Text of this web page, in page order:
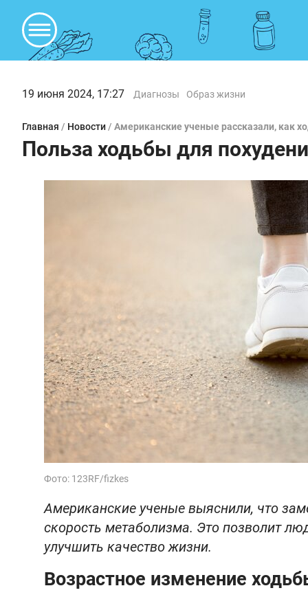
19 июня 2024, 17:27 Диагнозы Образ жизни
Главная / Новости / Американские ученые рассказали, как
Польза ходьбы для
Фото: 123RF/fizkes
Американские ученые выяснили, что
скорость метаболизма. Это позволит
улучшить качество жизни.
Возрастное изменение